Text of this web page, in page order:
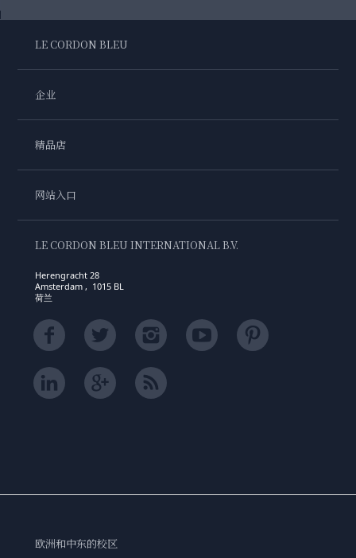
LE CORDON BLEU
企业
精品店
网站入口
LE CORDON BLEU INTERNATIONAL B.V.
Herengracht 28
Amsterdam , 1015 BL
荷兰
欧洲和中东的校区